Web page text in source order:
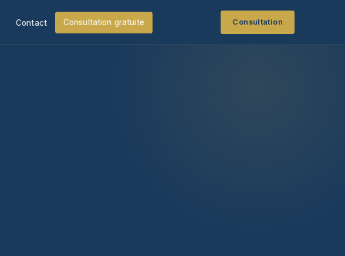
Contact Consultation gratuite Consultation